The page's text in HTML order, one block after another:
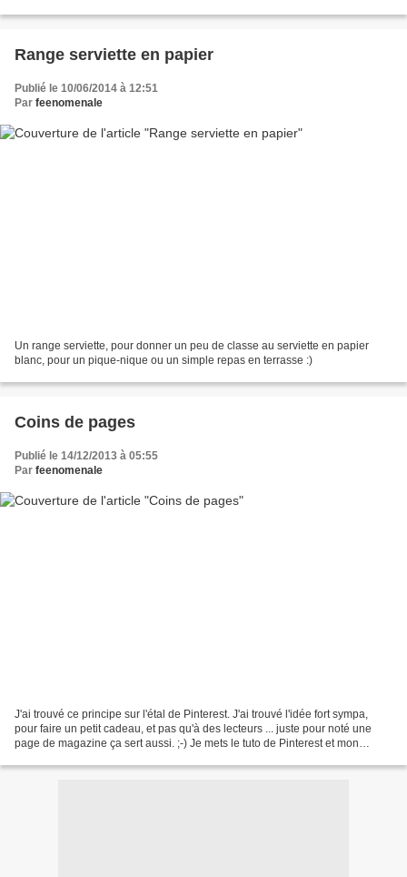
Range serviette en papier
Publié le 10/06/2014 à 12:51
Par feenomenale
Un range serviette, pour donner un peu de classe au serviette en papier
blanc, pour un pique-nique ou un simple repas en terrasse :)
Coins de pages
Publié le 14/12/2013 à 05:55
Par feenomenale
J'ai trouvé ce principe sur l'étal de Pinterest. J'ai trouvé l'idée fort sympa,
pour faire un petit cadeau, et pas qu'à des lecteurs ... juste pour noté une
page de magazine ça sert aussi. ;-) Je mets le tuto de Pinterest et mon